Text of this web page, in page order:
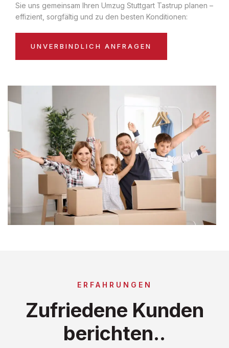
Sie uns gemeinsam Ihren Umzug Stuttgart Tastrup planen –
effizient, sorgfältig und zu den besten Konditionen:
UNVERBINDLICH ANFRAGEN
ERFAHRUNGEN
Zufriedene Kunden
berichten..